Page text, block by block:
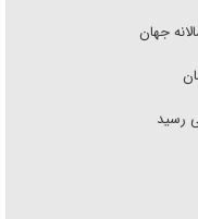
جهان
رسید